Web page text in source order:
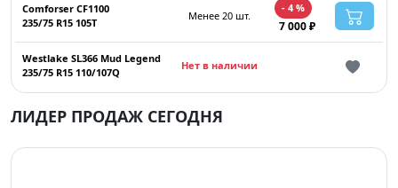
Comforser CF1100
235/75 R15 105T
Менее 20 шт.
- 4 %
7 000 ₽
Westlake SL366 Mud Legend
235/75 R15 110/107Q
Нет в наличии
ЛИДЕР ПРОДАЖ СЕГОДНЯ